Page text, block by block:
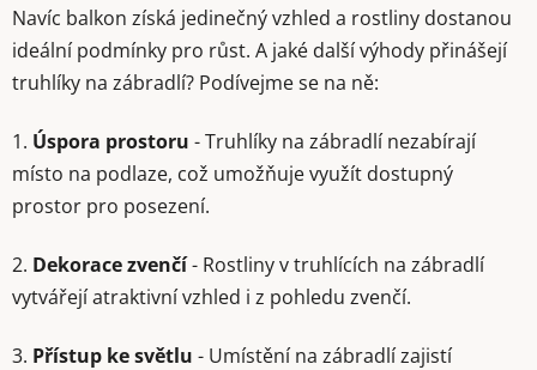
Navíc balkon získá jedinečný vzhled a rostliny dostanou
ideální podmínky pro růst. A jaké další výhody přinášejí
truhlíky na zábradlí? Podívejme se na ně:
1. Úspora prostoru - Truhlíky na zábradlí nezabírají
místo na podlaze, což umožňuje využít dostupný
prostor pro posezení.
2. Dekorace zvenčí- Rostliny v truhlících na zábradlí
vytvářejí atraktivní vzhled i z pohledu zvenčí.
3. Přístup ke světlu - Umístění na zábradlí zajistí